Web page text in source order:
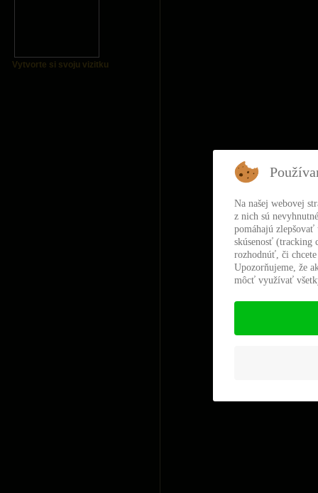
Vytvorte si svoju vizitku
Na našej webovej
z nich sú
pomáhajú
skúsenosť (tracking
rozhodnúť, či
Upozorňujeme, že
môcť využívať